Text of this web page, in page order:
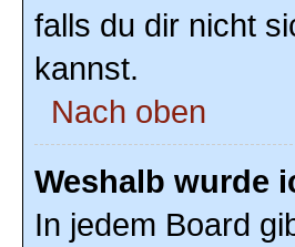
falls du dir nicht
kannst.
Nach oben
Weshalb wurde
In jedem Board